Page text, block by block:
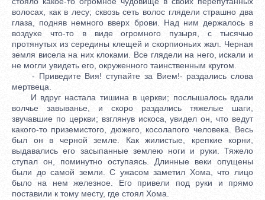
волосах, как в лесу; сквозь сеть волос глядели страшно два
глаза, подняв немного вверх брови. Над ним держалось в
воздухе что-то в виде огромного пузыря, с тысячью
протянутых из середины клещей и скорпионьих жал. Черная
земля висела на них клоками. Все глядели на него, искали и
не могли увидеть его, окруженного таинственным кругом.
- Приведите Вия! ступайте за Вием!- раздались слова
мертвеца.
И вдруг настала тишина в церкви; послышалось вдали
волчье завыванье, и скоро раздались тяжелые шаги,
звучавшие по церкви; взглянув искоса, увидел он, что ведут
какого-то приземистого, дюжего, косолапого человека. Весь
был он в черной земле. Как жилистые, крепкие корни,
выдавались его засыпанные землею ноги и руки. Тяжело
ступал он, поминутно оступаясь. Длинные веки опущены
были до самой земли. С ужасом заметил Хома, что лицо
было на нем железное. Его привели под руки и прямо
поставили к тому месту, где стоял Хома.